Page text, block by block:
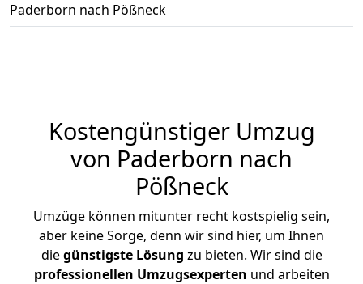
Paderborn nach Pößneck
Kostengünstiger Umzug
von Paderborn nach
Pößneck
Umzüge können mitunter recht kostspielig sein,
aber keine Sorge, denn wir sind hier, um Ihnen
diegünstigste Lösung zu bieten. Wir sind die
professionellen Umzugsexperten und arbeiten